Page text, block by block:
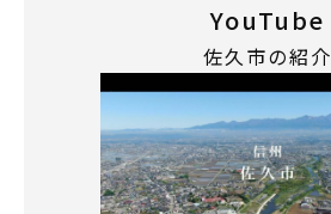
YouTube
佐久市の紹介